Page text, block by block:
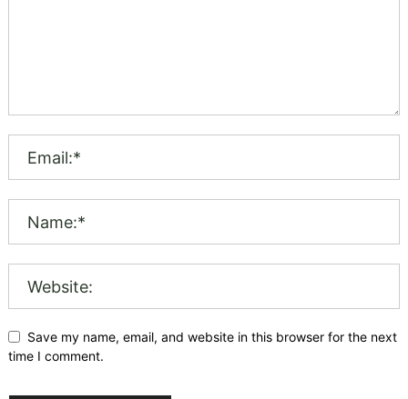
Save my name, email, and website in this browser for the next
time I comment.